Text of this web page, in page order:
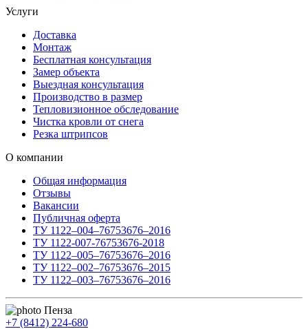
Услуги
Доставка
Монтаж
Бесплатная консультация
Замер объекта
Выездная консультация
Производство в размер
Тепловизионное обследование
Чистка кровли от снега
Резка штрипсов
О компании
Общая информация
Отзывы
Вакансии
Публичная оферта
ТУ 1122–004–76753676–2016
ТУ 1122-007-76753676-2018
ТУ 1122–005–76753676–2016
ТУ 1122–002–76753676–2015
ТУ 1122–003–76753676–2016
Пенза
+7 (8412) 224-680